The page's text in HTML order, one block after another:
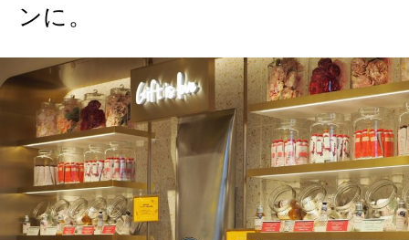
2025年12月号「お酒の新常識。」
ンに。